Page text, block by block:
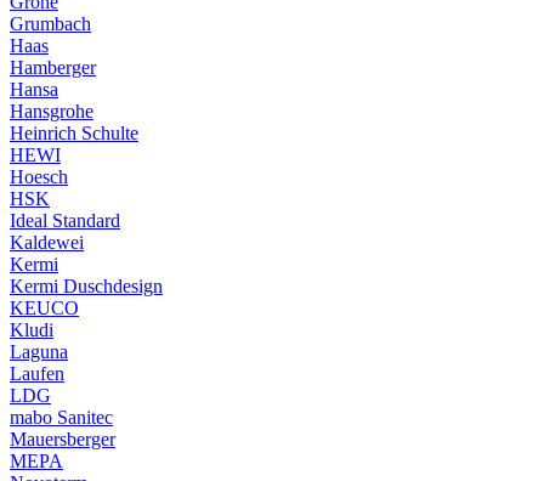
Grumbach
Haas
Hamberger
Hansa
Hansgrohe
Heinrich Schulte
HEWI
Hoesch
HSK
Ideal Standard
Kaldewei
Kermi
Kermi Duschdesign
KEUCO
Kludi
Laguna
Laufen
LDG
mabo Sanitec
Mauersberger
MEPA